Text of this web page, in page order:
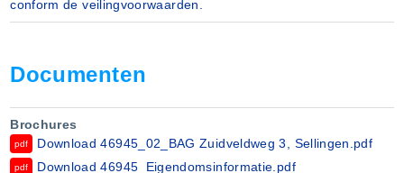
conform de veilingvoorwaarden.
Documenten
Brochures
pdf Download 46945_02_BAG Zuidveldweg 3, Sellingen.pdf
pdf Download 46945_Eigendomsinformatie.pdf